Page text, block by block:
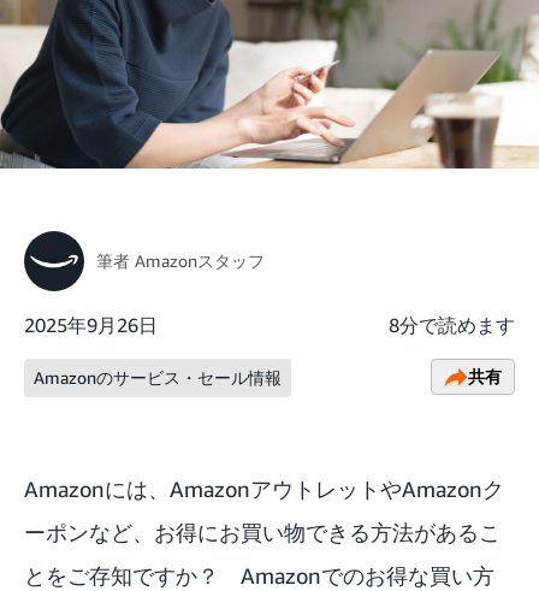
筆者 Amazonスタッフ
2025年9月26日 8分で読めます
Amazonのサービス・セール情報 共有
Amazonには、AmazonアウトレットやAmazonク
ーポンなど、お得にお買い物できる方法があるこ
とをご存知ですか？ Amazonでのお得な買い方